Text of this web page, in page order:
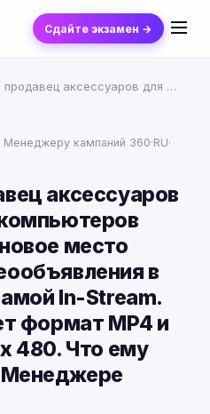
Сдайте экзамен →
продавец аксессуаров для …
Менеджеру кампаний 360·RU·
аксессуаров
место
в
In-Stream.
формат MP4 и
480. Что ему
Менеджере